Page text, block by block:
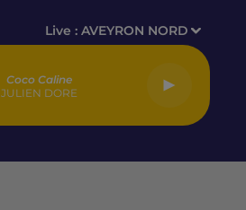
Live :AVEYRON NORD
Coco Caline
JULIEN DORE